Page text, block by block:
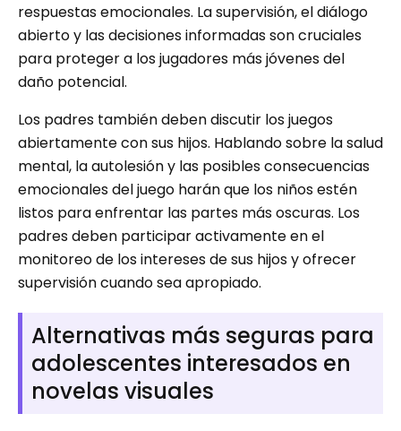
respuestas emocionales. La supervisión, el diálogo
abierto y las decisiones informadas son cruciales
para proteger a los jugadores más jóvenes del
daño potencial.
Los padres también deben discutir los juegos
abiertamente con sus hijos. Hablando sobre la salud
mental, la autolesión y las posibles consecuencias
emocionales del juego harán que los niños estén
listos para enfrentar las partes más oscuras. Los
padres deben participar activamente en el
monitoreo de los intereses de sus hijos y ofrecer
supervisión cuando sea apropiado.
Alternativas más seguras para
adolescentes interesados ​​en
novelas visuales